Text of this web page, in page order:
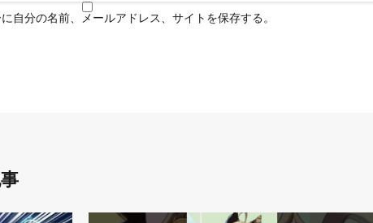
自分の名前、メールアドレス、サイトを保存する。